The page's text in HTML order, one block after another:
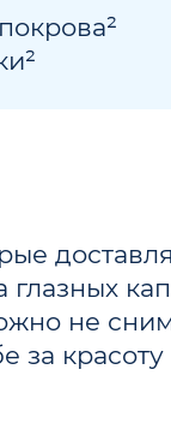
не
за